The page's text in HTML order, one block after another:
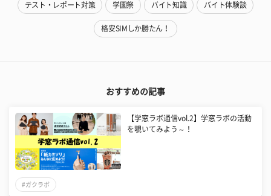
テスト・レポート対策 学園祭 バイト知識 バイト体験談
格安SIMしか勝たん！
おすすめの記事
【学窓ラボ通信vol.2】学窓ラボの活動
を覗いてみよう～！
#ガクラボ